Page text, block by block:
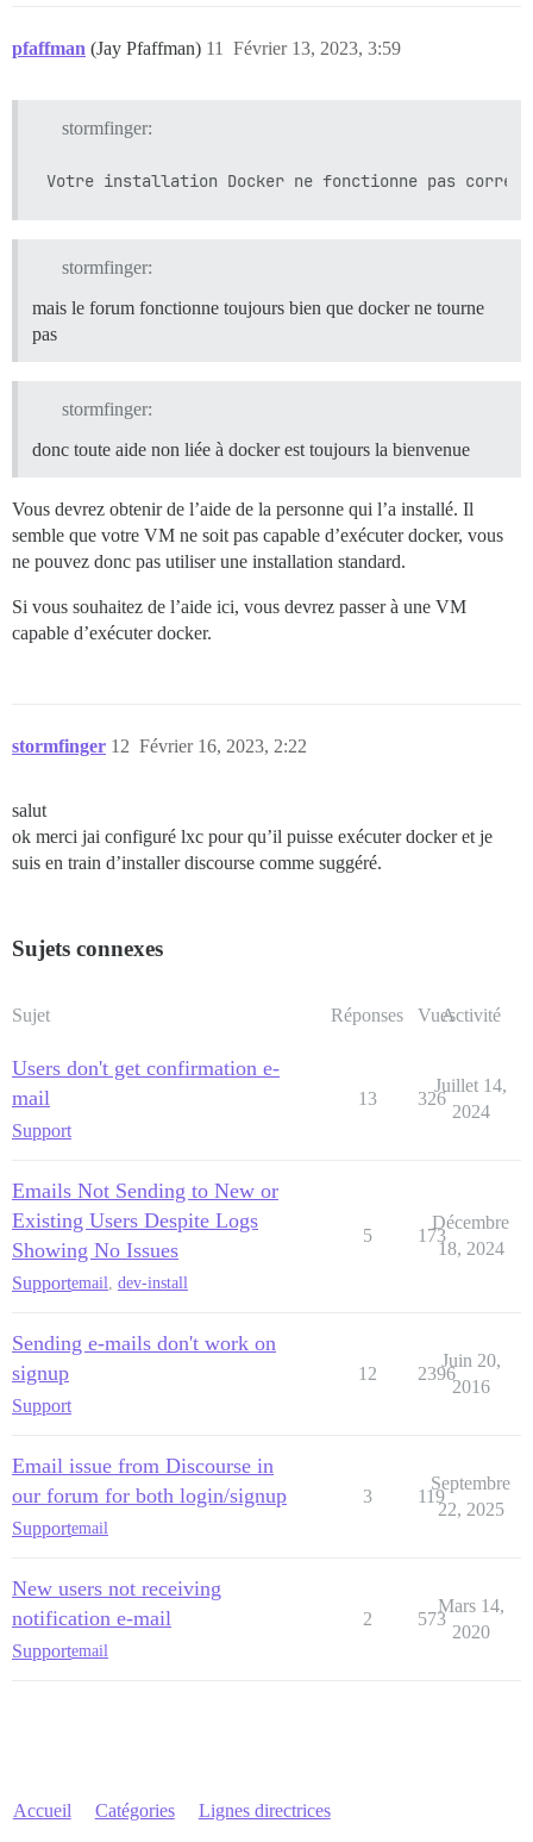
pfaffman (Jay Pfaffman) Février 13, 2023, 3:59
11
stormfinger:
stormfinger:
mais le forum fonctionne toujours bien que docker ne tourne
pas
stormfinger:
donc toute aide non liée à docker est toujours la bienvenue
Vous devrez obtenir de l’aide de la personne qui l’a installé. Il
semble que votre VM ne soit pas capable d’exécuter docker, vous
ne pouvez donc pas utiliser une installation standard.
Si vous souhaitez de l’aide ici, vous devrez passer à une VM
capable d’exécuter docker.
stormfinger Février 16, 2023, 2:22
12
salut
ok merci jai configuré lxc pour qu’il puisse exécuter docker et je
suis en train d’installer discourse comme suggéré.
Sujets connexes
Sujet Réponses VuesActivité
Users don't get confirmation e-
mail
Support
13 326
Juillet 14,
2024
Emails Not Sending to New or
Existing Users Despite Logs
Showing No Issues
Supportemail, dev-install
5 173
Décembre
18, 2024
Sending e-mails don't work on
signup
Support
12 2396
Juin 20,
2016
Email issue from Discourse in
our forum for both login/signup
Supportemail
3 119
Septembre
22, 2025
New users not receiving
notification e-mail
Supportemail
2 573
Mars 14,
2020
Accueil Catégories Lignes directrices